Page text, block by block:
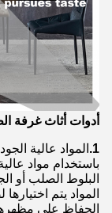
أدوات أثاث غرفة
1.
باستخدام مواد
البلوط الصلب أو
المواد يتم
الحفاظ على